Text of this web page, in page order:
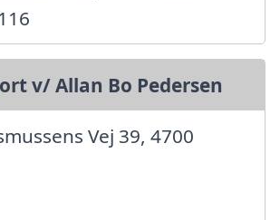
v/ Allan Bo Pedersen
Vej 39, 4700